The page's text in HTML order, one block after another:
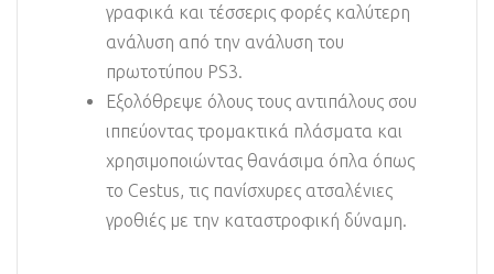
γραφικά και τέσσερις φορές καλύτερη
ανάλυση από την ανάλυση του
πρωτοτύπου PS3.
Εξολόθρεψε όλους τους αντιπάλους σου
ιππεύοντας τρομακτικά πλάσματα και
χρησιμοποιώντας θανάσιμα όπλα όπως
το Cestus, τις πανίσχυρες ατσαλένιες
γροθιές με την καταστροφική δύναμη.